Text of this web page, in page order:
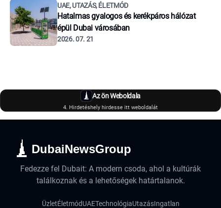
UAE, UTAZÁS, ÉLETMÓD
Hatalmas gyalogos és kerékpáros hálózat
épül Dubai városában
2026. 07. 21
Az ön Weboldala
4. Hirdetéshely hirdesse itt weboldalát
DubaiNewsGroup
Fedezze fel Dubait: A modern csoda, ahol a kultúrák
találkoznak és a lehetőségek határtalanok.
ÜzletÉletmódUAETechnológiaUtazásIngatlan